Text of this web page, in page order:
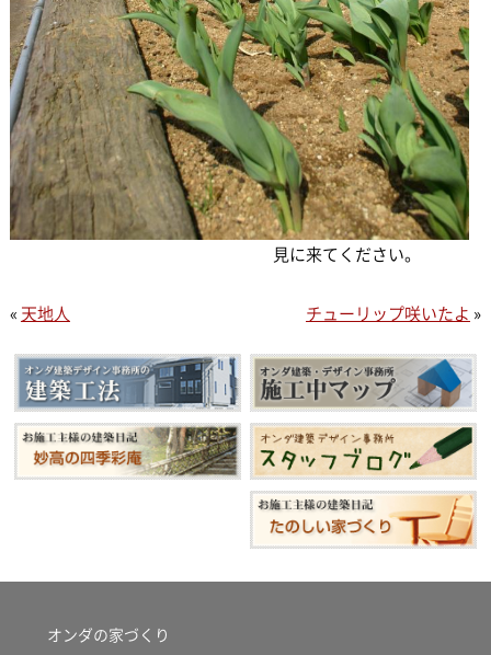
見に来てください。
« 天地人 チューリップ咲いたよ »
オンダの家づくり